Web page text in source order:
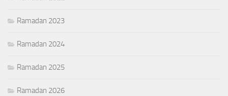
Ramadan 2023
Ramadan 2024
Ramadan 2025
Ramadan 2026